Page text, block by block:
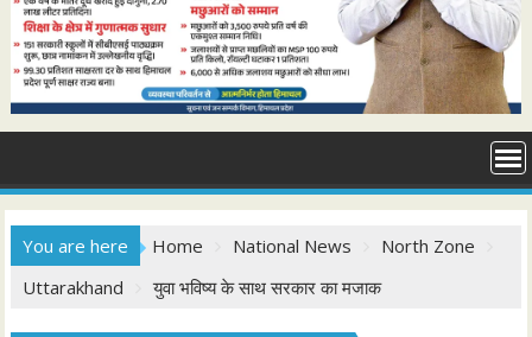
You are here Home National News
North Zone
Uttarakhand
युवा भविष्य के साथ सरकार का मजाक